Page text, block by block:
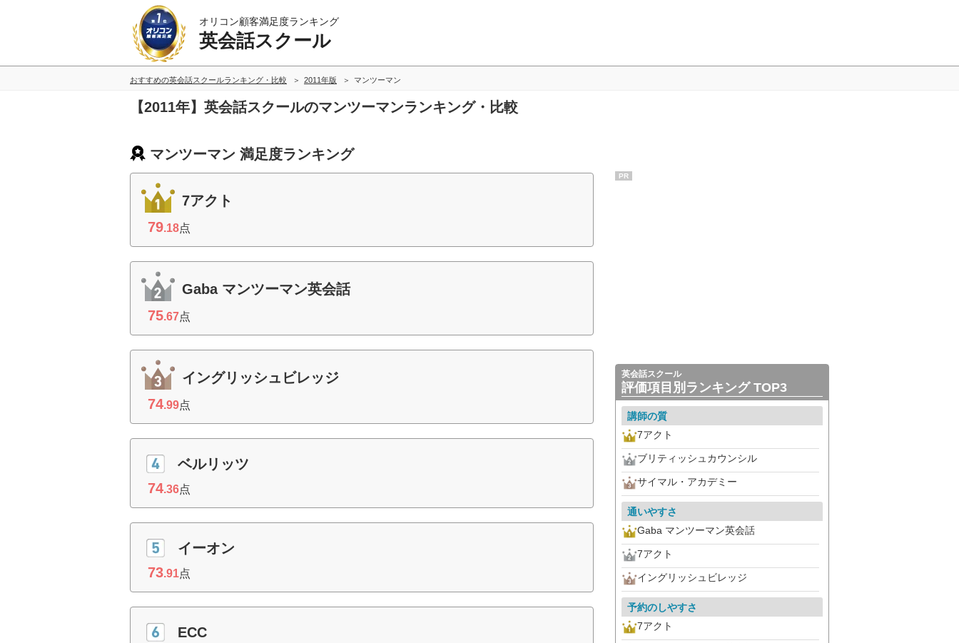
オリコン顧客満足度ランキング
英会話スクール
おすすめの英会話スクールランキング・比較 2011年版 マンツーマン
【2011年】英会話スクールのマンツーマンランキング・比較
マンツーマン 満足度ランキング
7アクト
79.18点
Gaba マンツーマン英会話
75.67点
イングリッシュビレッジ
74.99点
ベルリッツ
74.36点
イーオン
73.91点
ECC
PR
英会話スクール
評価項目別ランキング TOP3
講師の質
7アクト
ブリティッシュカウンシル
サイマル・アカデミー
通いやすさ
Gaba マンツーマン英会話
7アクト
イングリッシュビレッジ
予約のしやすさ
7アクト